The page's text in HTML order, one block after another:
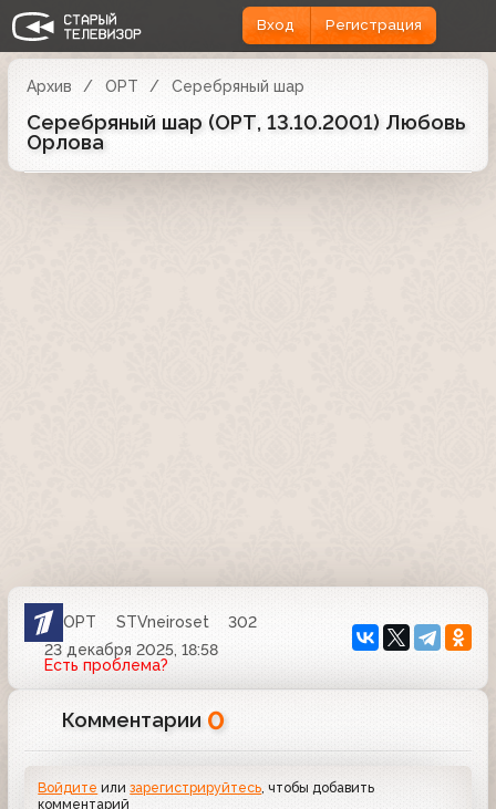
Вход Регистрация
Архив ОРТ Серебряный шар
Серебряный шар (ОРТ, 13.10.2001) Любовь
Орлова
ОРТ STVneiroset
302
23 декабря 2025, 18:58
Есть проблема?
Комментарии 0
Войдите илизарегистрируйтесь , чтобы добавить
комментарий